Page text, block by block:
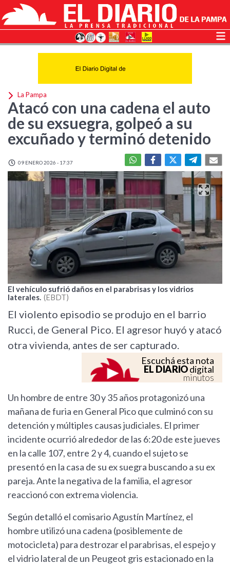
La Pampa
Atacó con una cadena el auto
de su exsuegra, golpeó a su
excuñado y terminó detenido
09 ENERO 2026 - 17:37
El vehículo sufrió daños en el parabrisas y los vidrios
laterales. EBDT
El violento episodio se produjo en el barrio
Rucci, de General Pico. El agresor huyó y atacó
otra vivienda, antes de ser capturado.
Escuchá esta nota
EL DIARIOdigital
minutos
Un hombre de entre 30 y 35 años protagonizó una
mañana de furia en General Pico que culminó con su
detención y múltiples causas judiciales. El primer
incidente ocurrió alrededor de las 6:20 de este jueves
en la calle 107, entre 2 y 4, cuando el sujeto se
presentó en la casa de su ex suegra buscando a su ex
pareja. Ante la negativa de la familia, el agresor
reaccionó con extrema violencia.
Según detalló el comisario Agustín Martínez, el
hombre utilizó una cadena (posiblemente de
motocicleta) para destrozar el parabrisas, el espejo y
el vidrio lateral de un Peugeot gris estacionado en la